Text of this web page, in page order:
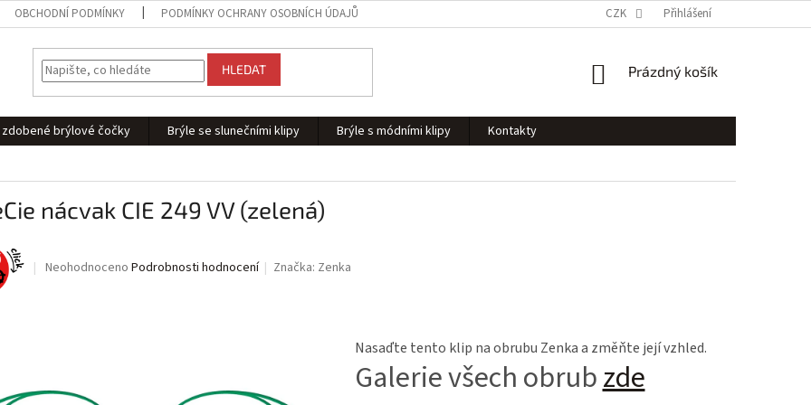
OBCHODNÍ PODMÍNKY PODMÍNKY OCHRANY OSOBNÍCH ÚDAJŮ CZK Přihlášení
HLEDAT
NÁKUPNÍ
Prázdný košík
brýlové čočky Brýle se slunečními klipy Brýle s módními klipy
Kontakty
nácvak CIE 249 VV (zelená)
Průměrné
hvězdiček.
Neohodnoceno Podrobnosti hodnocení Značka: Zenka
Nasaďte tento klip na obrubu Zenka a změňte její vzhled.
Galerie všech obrubzde